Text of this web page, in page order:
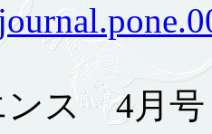
ンス 4月